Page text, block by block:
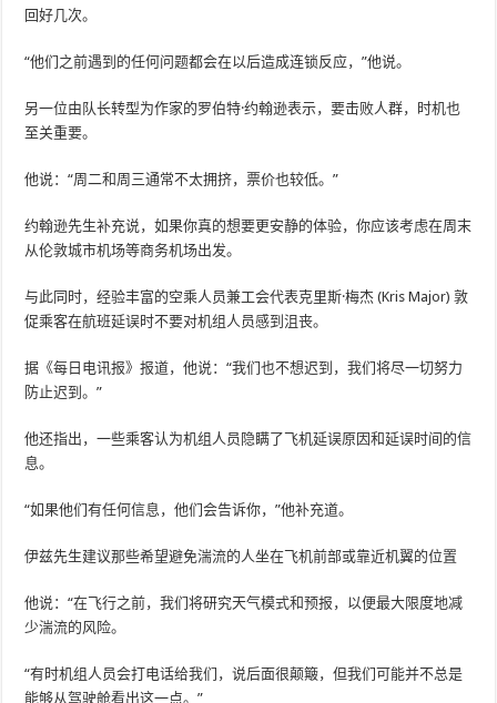
回好几次。
“他们之前遇到的任何问题都会在以后造成连锁反应，”他说。
另一位由队长转型为作家的罗伯特·约翰逊表示，要击败人群，时机也
至关重要。
他说：“周二和周三通常不太拥挤，票价也较低。”
约翰逊先生补充说，如果你真的想要更安静的体验，你应该考虑在周末
从伦敦城市机场等商务机场出发。
与此同时，经验丰富的空乘人员兼工会代表克里斯·梅杰 (Kris Major) 敦
促乘客在航班延误时不要对机组人员感到沮丧。
据《每日电讯报》报道，他说：“我们也不想迟到，我们将尽一切努力
防止迟到。”
他还指出，一些乘客认为机组人员隐瞒了飞机延误原因和延误时间的信
息。
“如果他们有任何信息，他们会告诉你，”他补充道。
伊兹先生建议那些希望避免湍流的人坐在飞机前部或靠近机翼的位置
他说：“在飞行之前，我们将研究天气模式和预报，以便最大限度地减
少湍流的风险。
“有时机组人员会打电话给我们，说后面很颠簸，但我们可能并不总是
能够从驾驶舱看出这一点。”